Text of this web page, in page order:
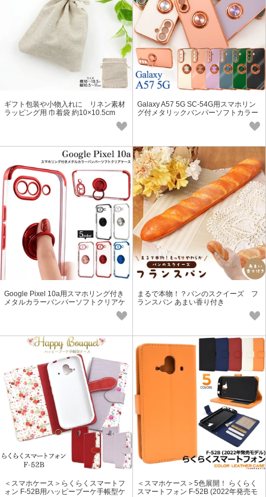
ギフト包装や小物入れに リネン素材
ラッピング用 巾着袋 約10×10.5cm
Galaxy A57 5G SC-54G用スマホリン
グ付メタリックバンパーソフトカラー
Google Pixel 10a用スマホリング付き
メタルカラーバンパーソフトクリアケ
まるで本物！？パンのスクイーズ フ
ランスパン あまい香り付き
＜スマホケース＞らくらくスマートフ
ォン F-52B用ハッピーブーケ手帳型ケ
＜スマホケース＞5色展開！ らくらく
スマートフォン F-52B (2022年発売モ